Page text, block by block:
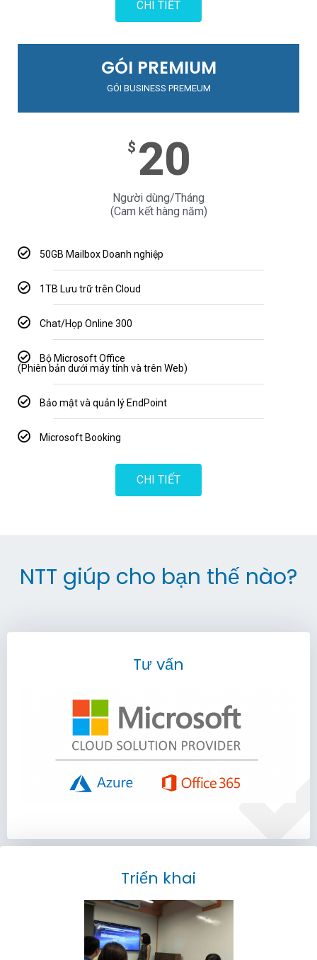
CHI TIẾT
GÓI PREMIUM
GÓI BUSINESS PREMEUM
$ 20
Người dùng/Tháng
(Cam kết hàng năm)
50GB Mailbox Doanh nghiệp
1TB Lưu trữ trên Cloud
Chat/Họp Online 300
Bộ Microsoft Office
(Phiên bản dưới máy tính và trên Web)
Bảo mật và quản lý EndPoint
Microsoft Booking
CHI TIẾT
NTT giúp cho bạn thế nào?
Tư vấn
Triển khai